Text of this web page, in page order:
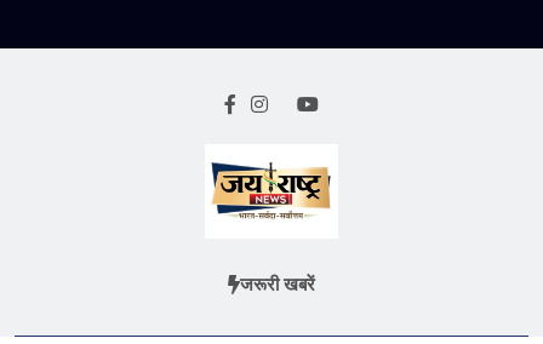
Jai Rashtra
हिंदी समाचार
जरूरी खबरें